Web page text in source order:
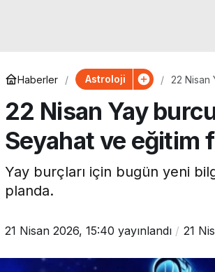
Haberler Astroloji 22 Nisan
22 Nisan Yay
Seyahat ve eğitim
Yay burçları için bugün yeni
planda.
21 Nisan 2026, 15:40 yayınlandı 21